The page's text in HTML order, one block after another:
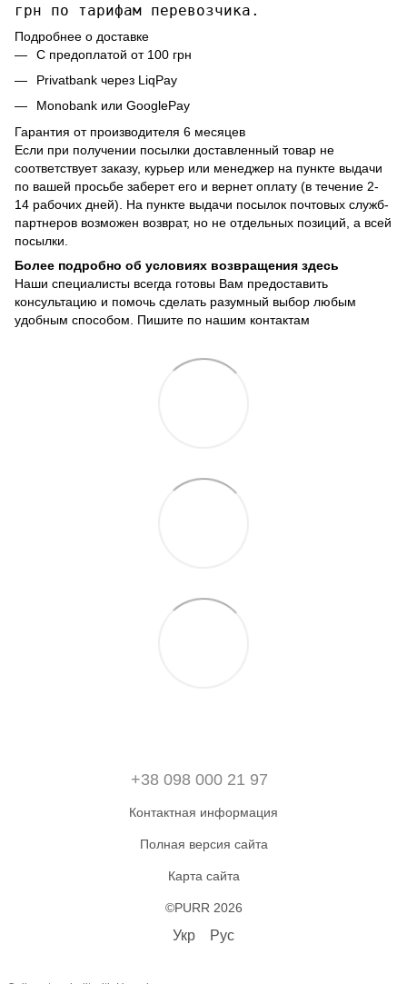
грн по тарифам перевозчика.
Подробнее о доставке
С предоплатой от 100 грн
Privatbank через LiqPay
Monobank или GooglePay
Гарантия от производителя 6 месяцев
Если при получении посылки доставленный товар не
соответствует заказу, курьер или менеджер на пункте выдачи
по вашей просьбе заберет его и вернет оплату (в течение 2-
14 рабочих дней). На пункте выдачи посылок почтовых служб-
партнеров возможен возврат, но не отдельных позиций, а всей
посылки.
Более подробно об условиях возвращения здесь
Наши специалисты всегда готовы Вам предоставить
консультацию и помочь сделать разумный выбор любым
удобным способом. Пишите по нашим контактам
+38 098 000 21 97
Контактная информация
Полная версия сайта
Карта сайта
©PURR 2026
Укр Рус